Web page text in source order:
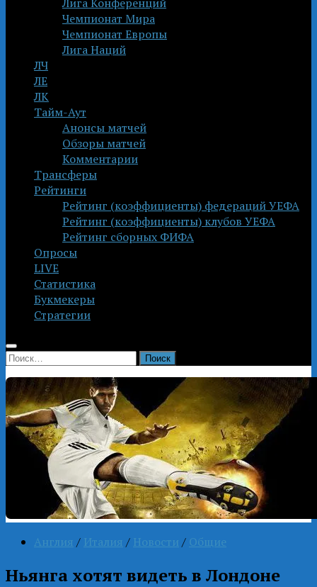
Чемпионат Мира
Чемпионат Европы
Лига Наций
ЛЧ
ЛЕ
ЛК
Тайм-Аут
Анонсы матчей
Обзоры матчей
Комментарии
Трансферы
Рейтинги
Рейтинг (коэффициенты) федераций УЕФА
Рейтинг (коэффициенты) клубов УЕФА
Рейтинг сборных ФИФА
Опросы
LIVE
Статистика
Букмекеры
Стратегии
Найти:
Англия / Италия / Новости / Общие
Ньянга хотят видеть в Лондоне